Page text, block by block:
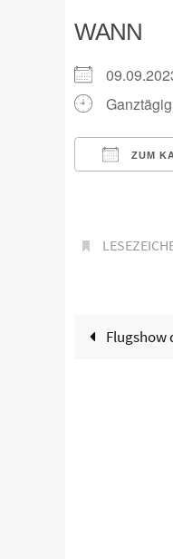
WANN
Ganztägig
ZUM
Flugshow